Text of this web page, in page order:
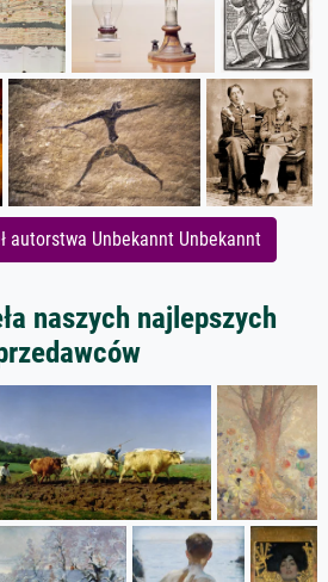
autorstwa Unbekannt Unbekannt
naszych najlepszych